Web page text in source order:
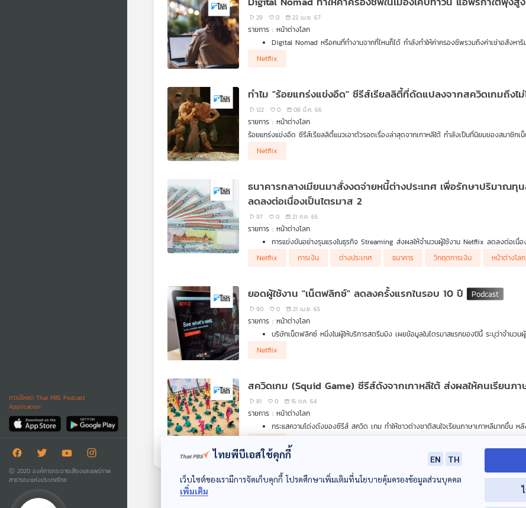
ดาวน์โหลด Thai PBS Podcast
Application
Ⓒ 2020 องค์การกระจายเสียงและแพร่ภาพ
สาธารณะแห่งประเทศไทย
29 0 22 เม.ย. 67
รายการ : หน้าต่างโลก
Digital Nomad หรือคนที่ทำงานจากที่ไหนก็ได้ กำลังทำให้ค่าครองชีพรวมถึงค่าเช่าอสังห
Netflix
ทำไม "ร้อยแกร่งแข่งอึด" ซีรีส์เรียลลิตี้ที่ดัดแปลงจากสควิดเกมถึงไม่
122 0 08 มี.ค. 66
รายการ : หน้าต่างโลก
ร้อยแกร่งแข่งอึด ซีรีส์เรียลลิตี้แนวเอาตัวรอดเรื่องล่าสุดจากเกาหลีใต้ กำลังเป็นที่นิยมของสมาชิก
Netflix
ธนาคารกลางเมียนมาสั่งงดจ่ายหนี้ต่างประเทศ เพื่อรักษาปริมาณทุ
ลดลงต่อเนื่องเป็นไตรมาส 2
97 0 21 ก.ค. 65
รายการ : หน้าต่างโลก
การแข่งขันอย่างรุนแรงในธุรกิจ Streaming ส่งผลให้จำนวนผู้ใช้งาน Netflix ลดลงต่อเนื่อ
ธนาคารกลางเมียนมาประกาศระงับการชำระหนี้ต่างประเทศ เพื่อดูแลเสถียรภาพของค่าเงิ
Netflix การเงิน ต่างประเทศ ธนาคาร วิกฤตการเงิน หน้าต่างโลก
ยอดผู้ใช้งาน "เน็ตฟลิกซ์" ลดลงครั้งแรกในรอบ 10 ปี
90 0 21 เม.ย. 65
รายการ : หน้าต่างโลก
บริษัทเน็ตฟลิกซ์ หนึ่งในผู้ให้บริการสตรีมมิง เผยข้อมูลในไตรมาสแรกของปีนี้ ระบุว่าจำน
พนักงานบริษัทในสหรัฐฯ ได้รับเงินชดเชยกว่า 14 ล้านบาท หลังหัวหน้าจัดงานเซอร์ไพรซ์วัน
Netflix
สควิดเกม (Squid Game) ซีรีส์ดังจากเกาหลีใต้ ส่งผลให้คนเรียน
81 0 15 ต.ค. 64
รายการ : หน้าต่างโลก
กระแสความโด่งดังของซีรีส์ สควิด เกม ทำให้ชาวต่างชาติสนใจเรียนภาษาเกาหลีมากขึ้น
ซูเปอร์แมนเปิดตัวคู่รักเพศเดียวกัน
บริษัทของเล่นเลิกทำบรรจุภัณฑ์แบ่งเพศ
องค์การอนามัยโลกแนะฉีดวัคซีนกระตุ้นภูมิให้คนอ่อนแอก่อน
ไทยพีบีเอสใช้คุกกี้ EN
TH
เว็บไซต์ของเรามีการจัดเก็บคุกกี้ โปรดศึกษาเพิ่มเติมที่นโยบายคุ้มครองข้อมูลส่วนบุคคล
เพิ่มเติม